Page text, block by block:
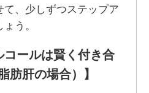
て、少しずつステップア
う。
コールは賢く付き合
肪肝の場合）】